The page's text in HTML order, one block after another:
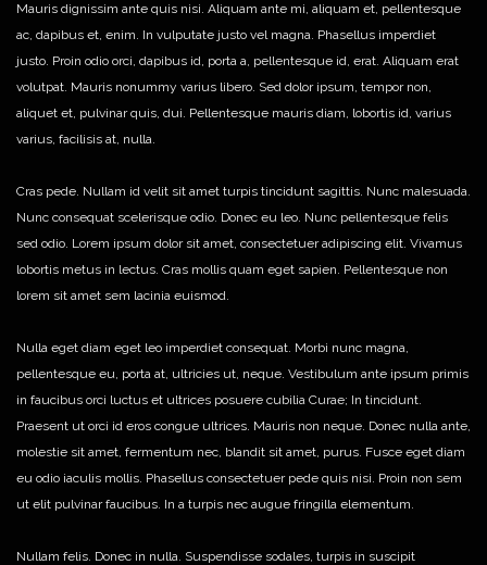
Mauris dignissim ante quis nisi. Aliquam ante mi, aliquam et, pellentesque
ac, dapibus et, enim. In vulputate justo vel magna. Phasellus imperdiet
justo. Proin odio orci, dapibus id, porta a, pellentesque id, erat. Aliquam erat
volutpat. Mauris nonummy varius libero. Sed dolor ipsum, tempor non,
aliquet et, pulvinar quis, dui. Pellentesque mauris diam, lobortis id, varius
varius, facilisis at, nulla.
Cras pede. Nullam id velit sit amet turpis tincidunt sagittis. Nunc malesuada.
Nunc consequat scelerisque odio. Donec eu leo. Nunc pellentesque felis
sed odio. Lorem ipsum dolor sit amet, consectetuer adipiscing elit. Vivamus
lobortis metus in lectus. Cras mollis quam eget sapien. Pellentesque non
lorem sit amet sem lacinia euismod.
Nulla eget diam eget leo imperdiet consequat. Morbi nunc magna,
pellentesque eu, porta at, ultricies ut, neque. Vestibulum ante ipsum primis
in faucibus orci luctus et ultrices posuere cubilia Curae; In tincidunt.
Praesent ut orci id eros congue ultrices. Mauris non neque. Donec nulla ante,
molestie sit amet, fermentum nec, blandit sit amet, purus. Fusce eget diam
eu odio iaculis mollis. Phasellus consectetuer pede quis nisi. Proin non sem
ut elit pulvinar faucibus. In a turpis nec augue fringilla elementum.
Nullam felis. Donec in nulla. Suspendisse sodales, turpis in suscipit